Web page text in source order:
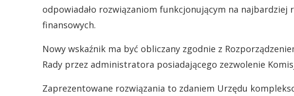
odpowiadało rozwiązaniom funkcjonującym na najbardziej
finansowych.
Nowy wskaźnik ma być obliczany zgodnie z
Rady przez administratora posiadającego zezwolenie
Zaprezentowane rozwiązania to zdaniem Urzędu